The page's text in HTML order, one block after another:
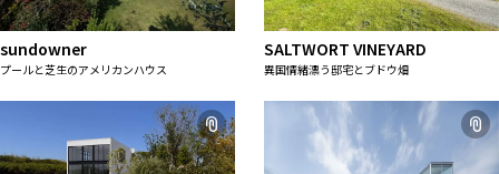
掲載のお問い合わせ
sundowner
プールと芝生のアメリカンハウス
SALTWORT VINEYARD
異国情緒漂う邸宅とブドウ畑